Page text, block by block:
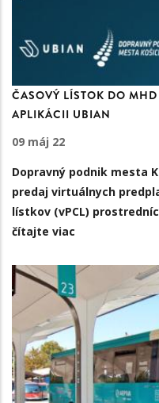
ČASOVÝ LÍSTOK DO
APLIKÁCII UBIAN
09 máj 22
Dopravný podnik mesta
predaj virtuálnych
lístkov (vPCL)
čítajte viac